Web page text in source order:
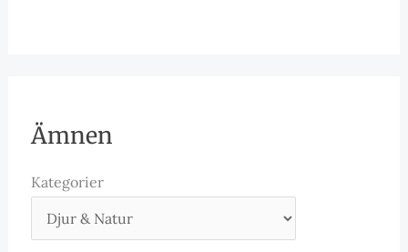
Ämnen
Kategorier